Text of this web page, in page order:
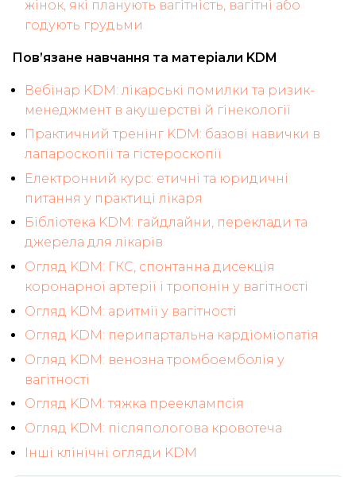
жінок, які планують вагітність, вагітні або
годують грудьми
Пов’язане навчання та матеріали KDM
Вебінар KDM: лікарські помилки та ризик-
менеджмент в акушерстві й гінекології
Практичний тренінг KDM: базові навички в
лапароскопії та гістероскопії
Електронний курс: етичні та юридичні
питання у практиці лікаря
Бібліотека KDM: гайдлайни, переклади та
джерела для лікарів
Огляд KDM: ГКС, спонтанна дисекція
коронарної артерії і тропонін у вагітності
Огляд KDM: аритмії у вагітності
Огляд KDM: перипартальна кардіоміопатія
Огляд KDM: венозна тромбоемболія у
вагітності
Огляд KDM: тяжка прееклампсія
Огляд KDM: післяпологова кровотеча
Інші клінічні огляди KDM